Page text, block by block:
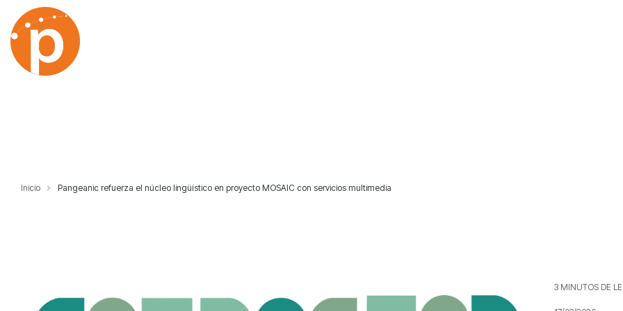
the
main
content.
Inicio Pangeanic refuerza el núcleo lingüístico en proyecto MOSAIC con servicios multimedia
3 MINUTOS DE